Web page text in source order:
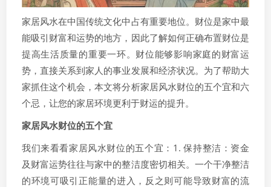
家居风水在中国传统文化中占有重要地位。财位是家中最
能吸引财富和运势的地方，因此了解如何正确布置财位是
提高生活质量的重要一环。财位能够影响家庭的财富运
势，直接关系到家人的事业发展和经济状况。为了帮助大
家抓住这个机会，本文将分析家居风水财位的五个宜和六
个忌，让您的家居环境更利于财运的提升。
家居风水财位的五个宜
我们来看看家居风水财位的五个宜：1. 保持整洁：资金
及财富运势往往与家中的整洁度密切相关。一个干净整洁
的环境可吸引正能量的进入，反之则可能导致财富的流